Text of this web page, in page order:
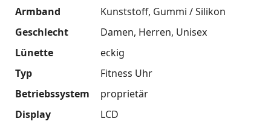
Armband Kunststoff Gummi / Silikon
Geschlecht
Damen Herren Unisex
Lünette
eckig
Typ
Fitness Uhr
Betriebssystem
proprietär
Display
LCD